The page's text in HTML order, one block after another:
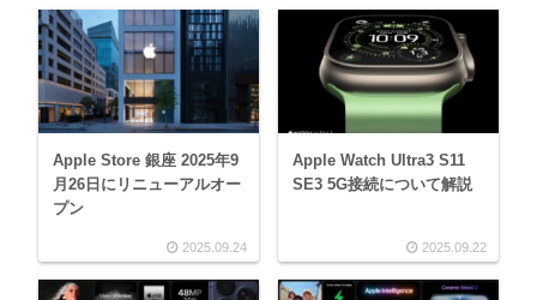
Apple Store 銀座 2025年9
月26日にリニューアルオー
プン
2025.09.24
Apple Watch Ultra3 S11
SE3 5G接続について解説
2025.09.22